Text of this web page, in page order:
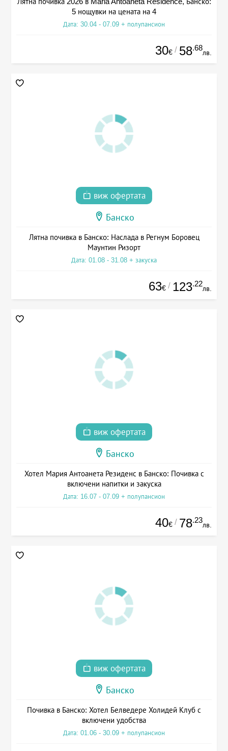
5 нощувки на цената на 4
Дата: 30.04 - 07.09 + полупансион
30€ / 58.68
лв.
виж офертата
Банско
Лятна почивка в Банско: Наслада в Регнум Боровец
Маунтин Ризорт
Дата: 01.08 - 31.08 + закуска
63€ / 123.22
лв.
виж офертата
Банско
Хотел Мария Антоанета Резиденс в Банско: Почивка с
включени напитки и закуска
Дата: 16.07 - 07.09 + полупансион
40€ / 78.23
лв.
виж офертата
Банско
Почивка в Банско: Хотел Белведере Холидей Клуб с
включени удобства
Дата: 01.06 - 30.09 + полупансион